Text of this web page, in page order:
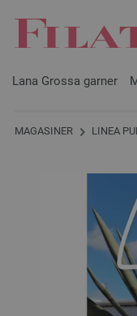
Lana Grossa garner
MAGASINER LINEA